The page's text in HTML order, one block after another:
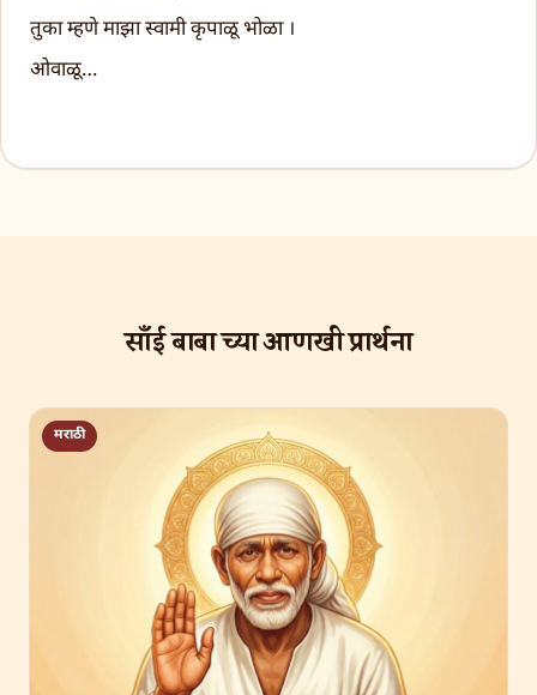
तुका म्हणे माझा स्वामी कृपाळू भोळा ।
ओवाळू…
साँई बाबा च्या आणखी प्रार्थना
मराठी